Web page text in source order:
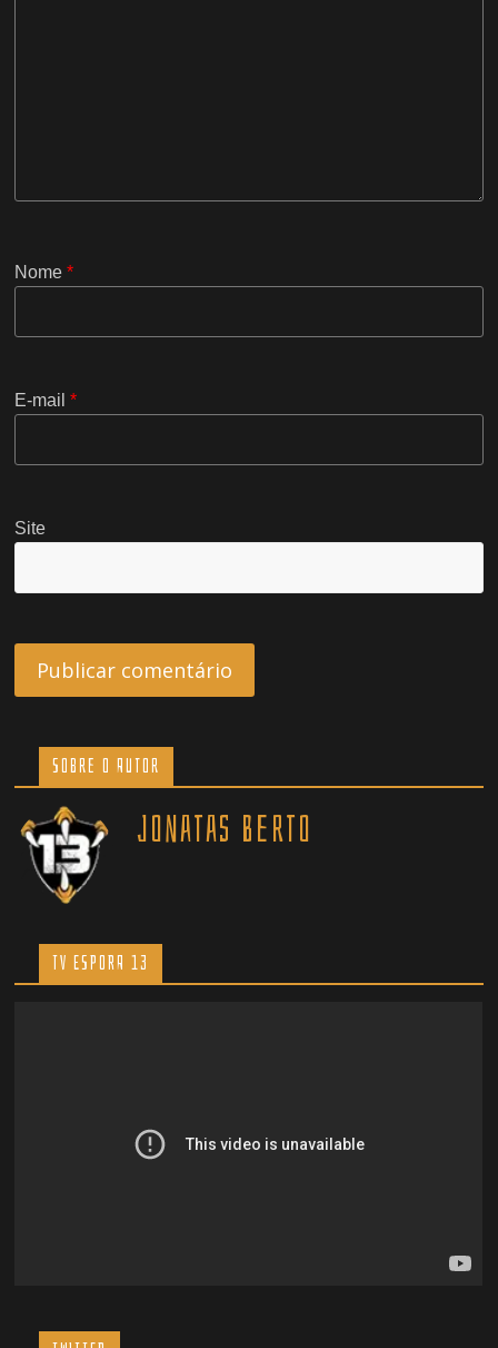
Nome*
E-mail*
Site
Sobre o Autor
Jonatas Berto
TV ESPORA 13